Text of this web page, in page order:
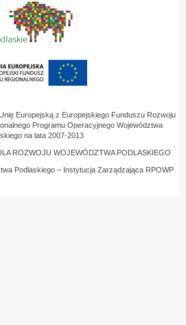
Europejską z Europejskiego Funduszu Rozwoju
Programu Operacyjnego Województwa
na lata 2007-2013
ROZWOJU WOJEWÓDZTWA PODLASKIEGO
Podlaskiego – Instytucja Zarządzająca RPOWP